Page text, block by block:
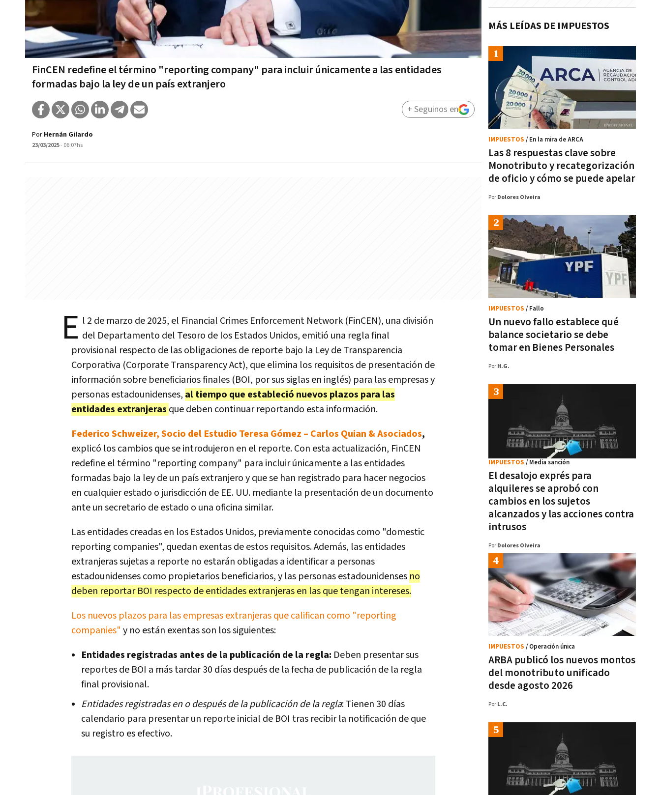
FinCEN redefine el término "reporting company" para incluir únicamente a las entidades
formadas bajo la ley de un país extranjero
Por Hernán Gilardo
23/03/2025- 06:07hs
+ Seguinos en
E l 2 de marzo de 2025, el Financial Crimes Enforcement Network (FinCEN), una división
del Departamento del Tesoro de los Estados Unidos, emitió una regla final
provisional respecto de las obligaciones de reporte bajo la Ley de Transparencia
Corporativa (Corporate Transparency Act), que elimina los requisitos de presentación de
información sobre beneficiarios finales (BOI, por sus siglas en inglés) para las empresas y
personas estadounidenses, al tiempo que estableció nuevos plazos para las
entidades extranjeras que deben continuar reportando esta información.
Federico Schweizer, Socio del Estudio Teresa Gómez – Carlos Quian & Asociados,
explicó los cambios que se introdujeron en el reporte. Con esta actualización, FinCEN
redefine el término "reporting company" para incluir únicamente a las entidades
formadas bajo la ley de un país extranjero y que se han registrado para hacer negocios
en cualquier estado o jurisdicción de EE. UU. mediante la presentación de un documento
ante un secretario de estado o una oficina similar.
Las entidades creadas en los Estados Unidos, previamente conocidas como "domestic
reporting companies", quedan exentas de estos requisitos. Además, las entidades
extranjeras sujetas a reporte no estarán obligadas a identificar a personas
estadounidenses como propietarios beneficiarios, y las personas estadounidenses no
deben reportar BOI respecto de entidades extranjeras en las que tengan intereses.
Los nuevos plazos para las empresas extranjeras que califican como "reporting
companies" y no están exentas son los siguientes:
Entidades registradas antes de la publicación de la regla: Deben presentar sus
reportes de BOI a más tardar 30 días después de la fecha de publicación de la regla
final provisional.
Entidades registradas en o después de la publicación de la regla: Tienen 30 días
calendario para presentar un reporte inicial de BOI tras recibir la notificación de que
su registro es efectivo.
MÁS LEÍDAS DE IMPUESTOS
Las 8 respuestas clave sobre
Monotributo y recategorización
de oficio y cómo se puede apelar
IMPUESTOS / En la mira de ARCA
Por Dolores Olveira
Un nuevo fallo establece qué
balance societario se debe
tomar en Bienes Personales
IMPUESTOS / Fallo
Por H.G.
El desalojo exprés para
alquileres se aprobó con
cambios en los sujetos
alcanzados y las acciones contra
intrusos
IMPUESTOS / Media sanción
Por Dolores Olveira
ARBA publicó los nuevos montos
del monotributo unificado
desde agosto 2026
IMPUESTOS / Operación única
Por L.C.